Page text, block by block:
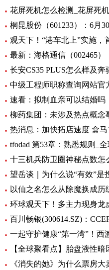
花屏死机怎么检测_花屏死
桐昆股份（601233）：6月
长安CS35 PLUS怎么样及
速看：拟制血亲可以结婚吗
热消息：加快拓店速度 盒
tfodad 第53章：熟悉规则_
十三机兵防卫圈神秘点数怎
望岳谈｜为什么说“有效”是
以仙之名怎么从除魔换成历